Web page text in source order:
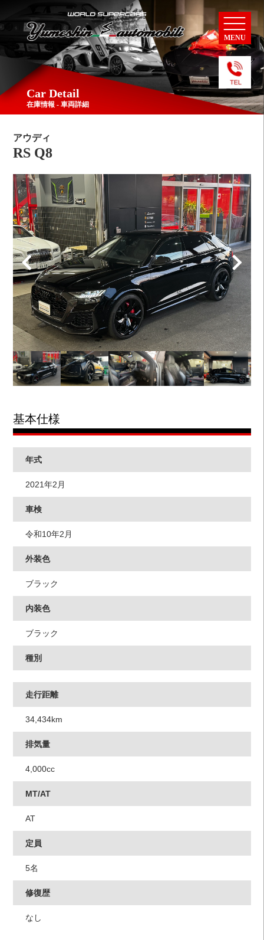
MENU
Car Detail
在庫情報 - 車両詳細
アウディ
RS Q8
基本仕様
年式
2021年2月
車検
令和10年2月
外装色
ブラック
内装色
ブラック
種別
走行距離
34,434km
排気量
4,000cc
MT/AT
AT
定員
5名
修復歴
なし